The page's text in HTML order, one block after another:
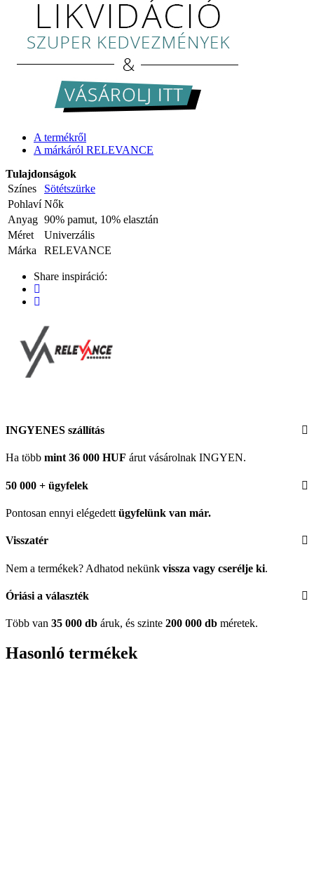
A termékről
A márkáról RELEVANCE
Tulajdonságok
Színes
Sötétszürke
Pohlaví Nők
Anyag 90% pamut, 10% elasztán
Méret
Univerzális
Márka
RELEVANCE
Share inspiráció:
INGYENES szállítás
Ha több mint 36 000 HUF árut vásárolnak INGYEN.
50 000 + ügyfelek
Pontosan ennyi elégedett ügyfelünk van már.
Visszatér
Nem a termékek? Adhatod nekünk vissza vagy cserélje ki.
Óriási a választék
Több van 35 000 db áruk, és szinte 200 000 db méretek.
Hasonló termékek